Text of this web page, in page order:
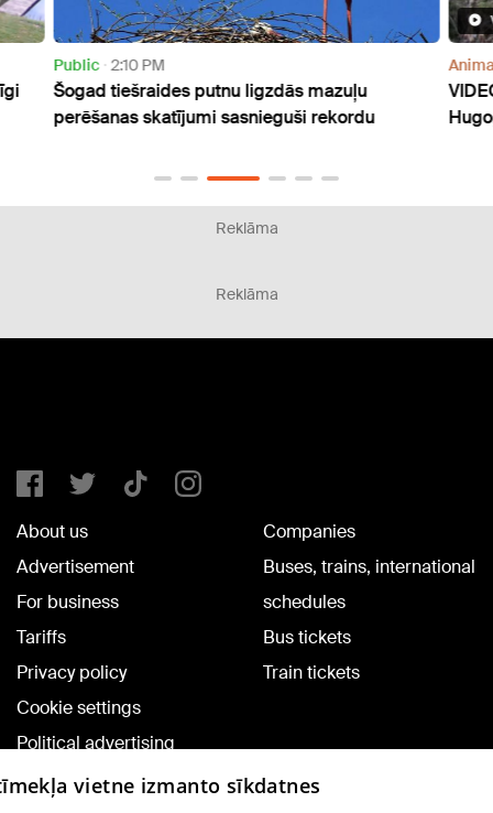
Public 2:10 PM
Šogad tiešraides putnu ligzdās mazuļu
perēšanas skatījumi sasnieguši rekordu
Reklāma
Reklāma
About us
Advertisement
For business
Tariffs
Privacy policy
Cookie settings
Political advertising
Cookie policy
Companies
Buses, trains, international
schedules
Bus tickets
Train tickets
vietne izmanto sīkdatnes